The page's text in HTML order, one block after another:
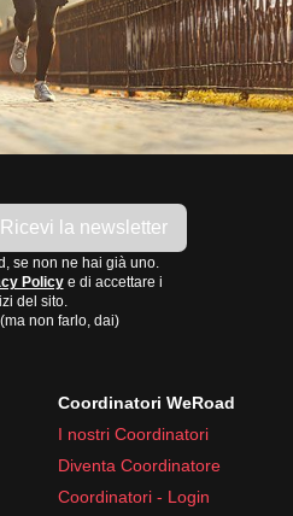
Ricevi la newsletter
se non ne hai già uno.
Policye di accettare i
del sito.
non farlo, dai)
Coordinatori WeRoad
I nostri Coordinatori
Diventa Coordinatore
Coordinatori - Login